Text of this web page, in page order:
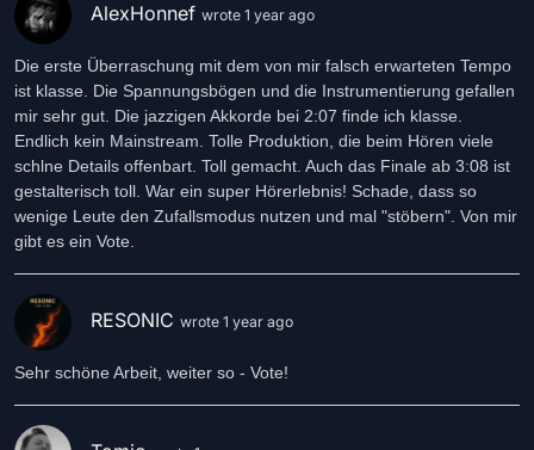
AlexHonnef wrote 1 year ago
Die erste Überraschung mit dem von mir falsch erwarteten Tempo
ist klasse. Die Spannungsbögen und die Instrumentierung gefallen
mir sehr gut. Die jazzigen Akkorde bei 2:07 finde ich klasse.
Endlich kein Mainstream. Tolle Produktion, die beim Hören viele
schlne Details offenbart. Toll gemacht. Auch das Finale ab 3:08 ist
gestalterisch toll. War ein super Hörerlebnis! Schade, dass so
wenige Leute den Zufallsmodus nutzen und mal "stöbern". Von mir
gibt es ein Vote.
RESONIC wrote 1 year ago
Sehr schöne Arbeit, weiter so - Vote!